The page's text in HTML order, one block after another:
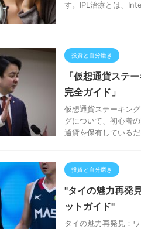
す。IPL治療とは、
投資と自分磨き
「仮想通貨ステ
完全ガイド」
仮想通貨ステーキン
グについて、初心者
通貨を保有している
投資と自分磨き
"タイの魅力再発
ットガイド"
タイの魅力再発見：